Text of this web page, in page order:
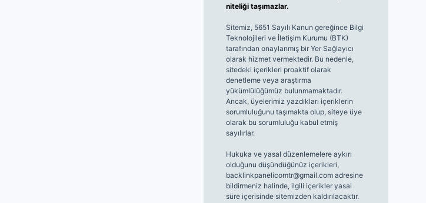
niteliği taşımazlar.
Sitemiz, 5651 Sayılı Kanun gereğince Bilgi
Teknolojileri ve İletişim Kurumu (BTK)
tarafından onaylanmış bir Yer Sağlayıcı
olarak hizmet vermektedir. Bu nedenle,
sitedeki içerikleri proaktif olarak
denetleme veya araştırma
yükümlülüğümüz bulunmamaktadır.
Ancak, üyelerimiz yazdıkları içeriklerin
sorumluluğunu taşımakta olup, siteye üye
olarak bu sorumluluğu kabul etmiş
sayılırlar.
Hukuka ve yasal düzenlemelere aykırı
olduğunu düşündüğünüz içerikleri,
backlinkpanelicomtr@gmail.comadresine
bildirmeniz halinde, ilgili içerikler yasal
süre içerisinde sitemizden kaldırılacaktır.